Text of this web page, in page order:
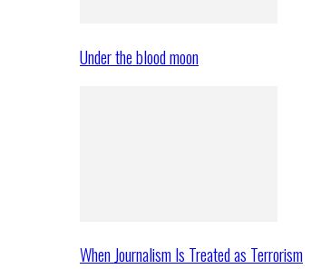
Under the blood moon
When Journalism Is Treated as Terrorism